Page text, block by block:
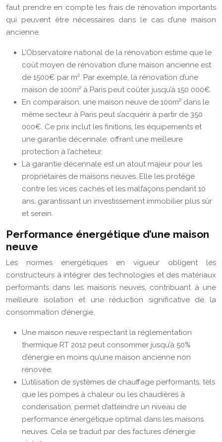
faut prendre en compte les frais de rénovation importants
qui peuvent être nécessaires dans le cas d’une maison
ancienne.
L’Observatoire national de la rénovation estime que le
coût moyen de rénovation d’une maison ancienne est
de 1500€ par m². Par exemple, la rénovation d’une
maison de 100m² à Paris peut coûter jusqu’à 150 000€.
En comparaison, une maison neuve de 100m² dans le
même secteur à Paris peut s’acquérir à partir de 350
000€. Ce prix inclut les finitions, les équipements et
une garantie décennale, offrant une meilleure
protection à l’acheteur.
La garantie décennale est un atout majeur pour les
propriétaires de maisons neuves. Elle les protège
contre les vices cachés et les malfaçons pendant 10
ans, garantissant un investissement immobilier plus sûr
et serein.
Performance énergétique d’une maison
neuve
Les normes énergétiques en vigueur obligent les
constructeurs à intégrer des technologies et des matériaux
performants dans les maisons neuves, contribuant à une
meilleure isolation et une réduction significative de la
consommation d’énergie.
Une maison neuve respectant la réglementation
thermique RT 2012 peut consommer jusqu’à 50%
d’énergie en moins qu’une maison ancienne non
rénovée.
L’utilisation de systèmes de chauffage performants, tels
que les pompes à chaleur ou les chaudières à
condensation, permet d’atteindre un niveau de
performance énergétique optimal dans les maisons
neuves. Cela se traduit par des factures d’énergie